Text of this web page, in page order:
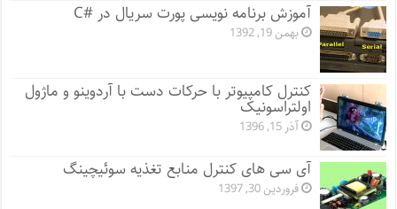
آموزش برنامه نویسی پورت سریال در #C
بهمن 19, 1392
کنترل کامپیوتر با حرکات دست با آردوینو و ماژول
اولتراسونیک
آذر 15, 1396
آی سی های کنترل منابع تغذیه سوئیچینگ
فروردین 30, 1397